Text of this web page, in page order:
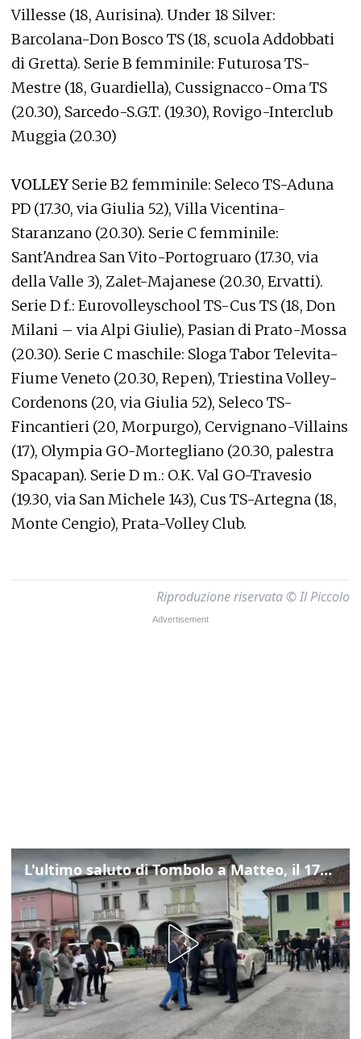
Villesse (18, Aurisina). Under 18 Silver:
Barcolana-Don Bosco TS (18, scuola Addobbati
di Gretta). Serie B femminile: Futurosa TS-
Mestre (18, Guardiella), Cussignacco-Oma TS
(20.30), Sarcedo-S.G.T. (19.30), Rovigo-Interclub
Muggia (20.30)
VOLLEYSerie B2 femminile: Seleco TS-Aduna
PD (17.30, via Giulia 52), Villa Vicentina-
Staranzano (20.30). Serie C femminile:
Sant'Andrea San Vito-Portogruaro (17.30, via
della Valle 3), Zalet-Majanese (20.30, Ervatti).
Serie D f.: Eurovolleyschool TS-Cus TS (18, Don
Milani – via Alpi Giulie), Pasian di Prato-Mossa
(20.30). Serie C maschile: Sloga Tabor Televita-
Fiume Veneto (20.30, Repen), Triestina Volley-
Cordenons (20, via Giulia 52), Seleco TS-
Fincantieri (20, Morpurgo), Cervignano-Villains
(17), Olympia GO-Mortegliano (20.30, palestra
Spacapan). Serie D m.: O.K. Val GO-Travesio
(19.30, via San Michele 143), Cus TS-Artegna (18,
Monte Cengio), Prata-Volley Club.
Riproduzione riservata © Il Piccolo
L'ultimo saluto di Tombolo a Matteo, il 17enne morto di tumore. Il video